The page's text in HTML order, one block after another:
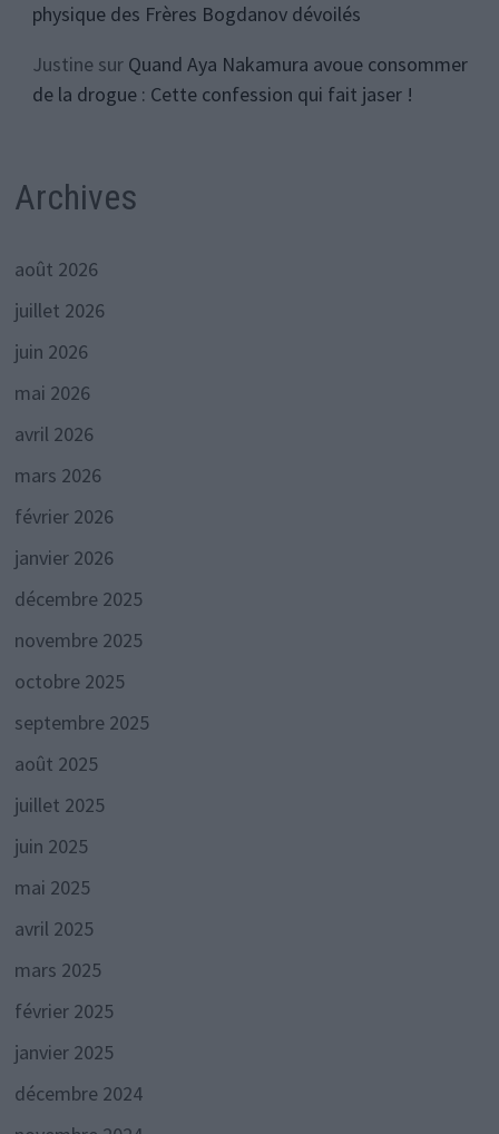
physique des Frères Bogdanov dévoilés
Justinesur Quand Aya Nakamura avoue consommer
de la drogue : Cette confession qui fait jaser !
Archives
août 2026
juillet 2026
juin 2026
mai 2026
avril 2026
mars 2026
février 2026
janvier 2026
décembre 2025
novembre 2025
octobre 2025
septembre 2025
août 2025
juillet 2025
juin 2025
mai 2025
avril 2025
mars 2025
février 2025
janvier 2025
décembre 2024